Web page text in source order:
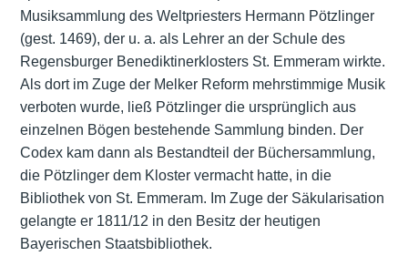
Musiksammlung des Weltpriesters Hermann Pötzlinger
(gest. 1469), der u. a. als Lehrer an der Schule des
Regensburger Benediktinerklosters St. Emmeram wirkte.
Als dort im Zuge der Melker Reform mehrstimmige Musik
verboten wurde, ließ Pötzlinger die ursprünglich aus
einzelnen Bögen bestehende Sammlung binden. Der
Codex kam dann als Bestandteil der Büchersammlung,
die Pötzlinger dem Kloster vermacht hatte, in die
Bibliothek von St. Emmeram. Im Zuge der Säkularisation
gelangte er 1811/12 in den Besitz der heutigen
Bayerischen Staatsbibliothek.